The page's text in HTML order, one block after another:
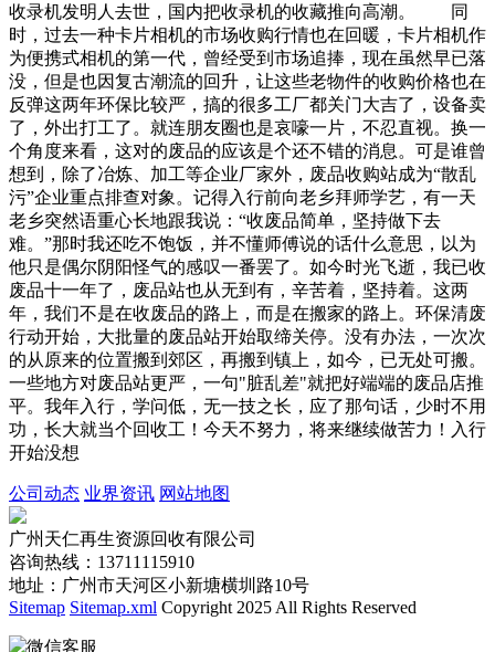
收录机发明人去世，国内把收录机的收藏推向高潮。 同
时，过去一种卡片相机的市场收购行情也在回暖，卡片相机作
为便携式相机的第一代，曾经受到市场追捧，现在虽然早已落
没，但是也因复古潮流的回升，让这些老物件的收购价格也在
反弹这两年环保比较严，搞的很多工厂都关门大吉了，设备卖
了，外出打工了。就连朋友圈也是哀嚎一片，不忍直视。换一
个角度来看，这对的废品的应该是个还不错的消息。可是谁曾
想到，除了冶炼、加工等企业厂家外，废品收购站成为“散乱
污”企业重点排查对象。记得入行前向老乡拜师学艺，有一天
老乡突然语重心长地跟我说：“收废品简单，坚持做下去
难。”那时我还吃不饱饭，并不懂师傅说的话什么意思，以为
他只是偶尔阴阳怪气的感叹一番罢了。如今时光飞逝，我已收
废品十一年了，废品站也从无到有，辛苦着，坚持着。这两
年，我们不是在收废品的路上，而是在搬家的路上。环保清废
行动开始，大批量的废品站开始取缔关停。没有办法，一次次
的从原来的位置搬到郊区，再搬到镇上，如今，已无处可搬。
一些地方对废品站更严，一句"脏乱差"就把好端端的废品店推
平。我年入行，学问低，无一技之长，应了那句话，少时不用
功，长大就当个回收工！今天不努力，将来继续做苦力！入行
开始没想
公司动态 业界资讯 网站地图
广州天仁再生资源回收有限公司
咨询热线：13711115910
地址：广州市天河区小新塘横圳路10号
Sitemap Sitemap.xml Copyright 2025 All Rights Reserved
微信客服